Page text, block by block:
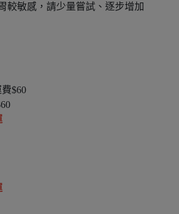
較敏感，請少量嘗試、逐步增加
$60